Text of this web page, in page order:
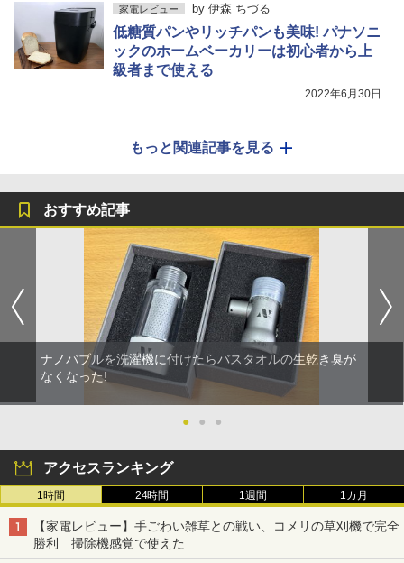
家電レビュー by 伊森 ちづる
低糖質パンやリッチパンも美味! パナソニ
ックのホームベーカリーは初心者から上
級者まで使える
2022年6月30日
もっと関連記事を見る
おすすめ記事
ナノバブルを洗濯機に付けたらバスタオルの生乾き臭が
なくなった!
● ● ●
アクセスランキング
1時間 24時間 1週間 1カ月
【家電レビュー】手ごわい雑草との戦い、コメリの草刈機で完全
勝利 掃除機感覚で使えた